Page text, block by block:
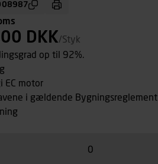
DKK/Styk
op til 92%.
EC motor
i gældende Bygningsreglement